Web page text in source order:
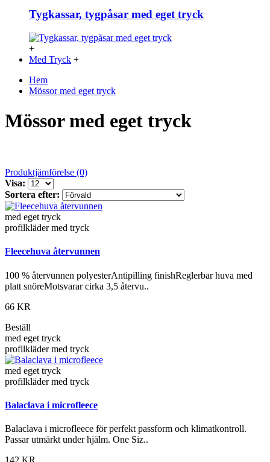
Tygkassar, tygpåsar med eget tryck
+
Med Tryck +
Hem
Mössor med eget tryck
Mössor med eget tryck
Produktjämförelse (0)
Visa:
Sortera efter:
med eget tryck
profilkläder med tryck
Fleecehuva återvunnen
100 % återvunnen polyesterAntipilling finishReglerbar huva med
platt snöreMotsvarar cirka 3,5 återvu..
66 KR
Beställ
med eget tryck
profilkläder med tryck
med eget tryck
profilkläder med tryck
Balaclava i microfleece
Balaclava i microfleece för perfekt passform och klimatkontroll.
Passar utmärkt under hjälm. One Siz..